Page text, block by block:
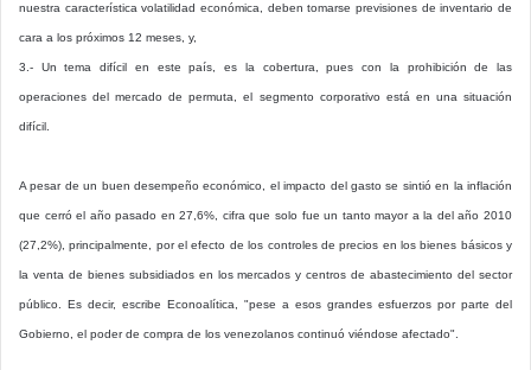
nuestra característica volatilidad económica, deben tomarse previsiones de inventario de
cara a los próximos 12 meses, y,
3.- Un tema difícil en este país, es la cobertura, pues con la prohibición de las
operaciones del mercado de permuta, el segmento corporativo está en una situación
difícil.
A pesar de un buen desempeño económico, el impacto del gasto se sintió en la inflación
que cerró el año pasado en 27,6%, cifra que solo fue un tanto mayor a la del año 2010
(27,2%), principalmente, por el efecto de los controles de precios en los bienes básicos y
la venta de bienes subsidiados en los mercados y centros de abastecimiento del sector
público. Es decir, escribe Econoalítica, "pese a esos grandes esfuerzos por parte del
Gobierno, el poder de compra de los venezolanos continuó viéndose afectado".